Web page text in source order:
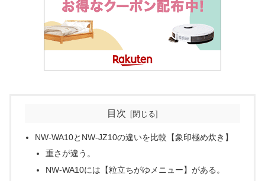
目次
NW-WA10とNW-JZ10の違いを比較【象印極め炊き】
重さが違う。
NW-WA10には【粒立ちがゆメニュー】がある。